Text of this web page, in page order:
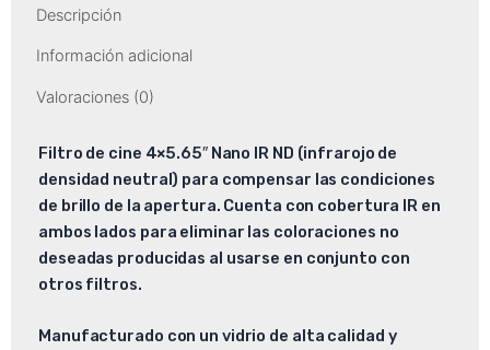
Descripción
Información adicional
Valoraciones (0)
Filtro de cine 4×5.65″ Nano IR ND (infrarojo de
densidad neutral) para compensar las condiciones
de brillo de la apertura. Cuenta con cobertura IR en
ambos lados para eliminar las coloraciones no
deseadas producidas al usarse en conjunto con
otros filtros.
Manufacturado con un vidrio de alta calidad y